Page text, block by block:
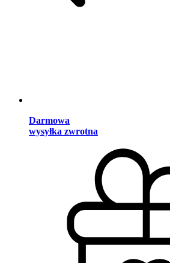
Darmowa
wysyłka zwrotna